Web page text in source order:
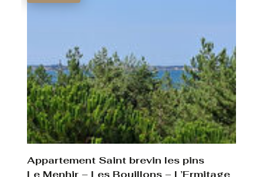
Appartement Saint brevin les pins
Le Menhir – Les Bouillons – L’Ermitage